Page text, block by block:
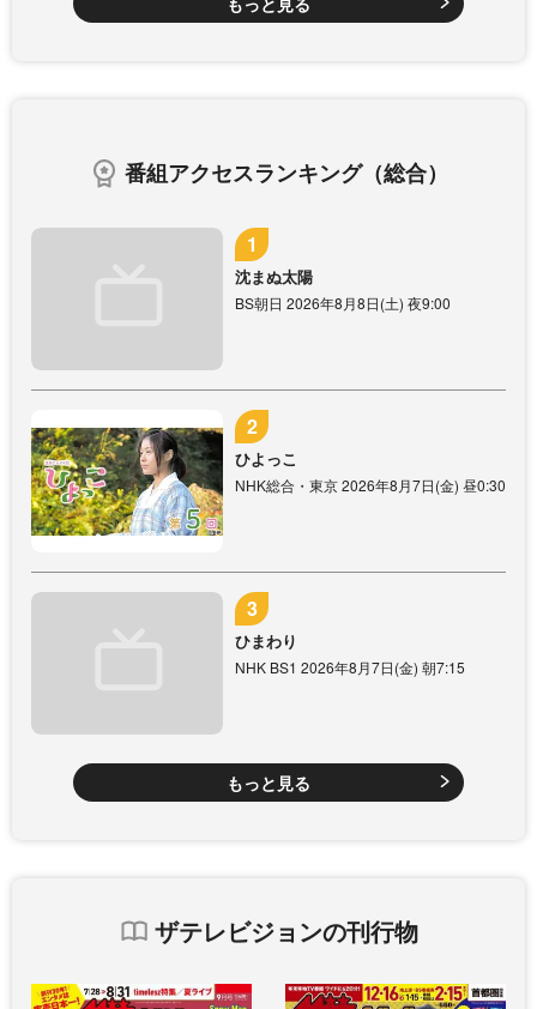
番組アクセスランキング（総合）
沈まぬ太陽
BS朝日 2026年8月8日(土) 夜9:00
ひよっこ
NHK総合・東京 2026年8月7日(金) 昼0:30
ひまわり
NHK BS1 2026年8月7日(金) 朝7:15
もっと見る
ザテレビジョンの刊行物